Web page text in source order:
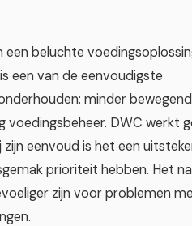
beluchte
een van de eenvoudigste
minder
voedingsbeheer. DWC werkt
eenvoud is het een
prioriteit hebben. Het
zijn voor problemen